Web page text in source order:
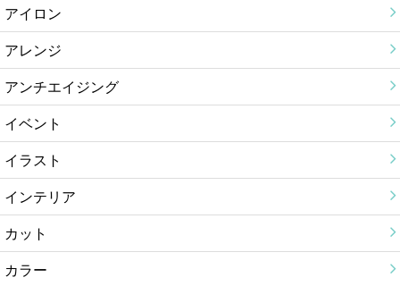
アイロン
アレンジ
アンチエイジング
イベント
イラスト
インテリア
カット
カラー